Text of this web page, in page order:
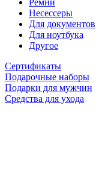
Ремни
Несессеры
Для документов
Для ноутбука
Другое
Сертификаты
Подарочные наборы
Подарки для мужчин
Средства для ухода